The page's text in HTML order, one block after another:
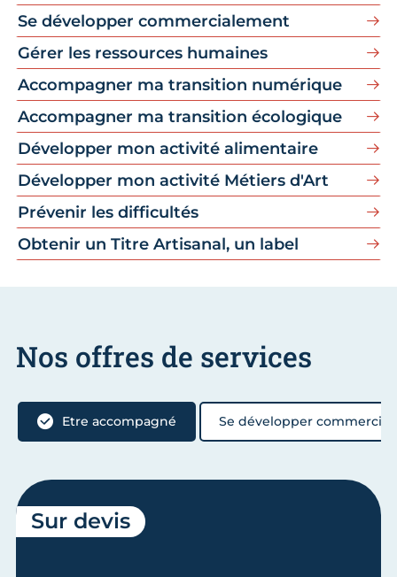
Se développer commercialement
Gérer les ressources humaines
Accompagner ma transition numérique
Accompagner ma transition écologique
Développer mon activité alimentaire
Développer mon activité Métiers d'Art
Prévenir les difficultés
Obtenir un Titre Artisanal, un label
Nos offres de services
Etre accompagné Se développer
Sur devis